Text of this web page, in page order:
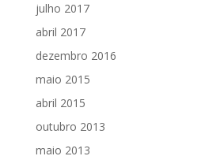
julho 2017
abril 2017
dezembro 2016
maio 2015
abril 2015
outubro 2013
maio 2013